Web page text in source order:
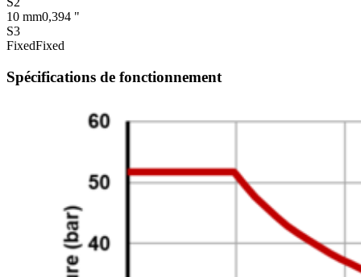
10 mm0,394 "
S3
FixedFixed
Spécifications de fonctionnement